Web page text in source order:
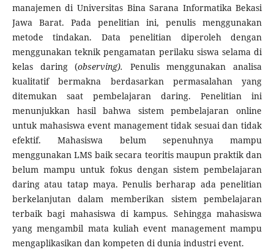
manajemen di Universitas Bina Sarana Informatika Bekasi
Jawa Barat. Pada penelitian ini, penulis menggunakan
metode tindakan. Data penelitian diperoleh dengan
menggunakan teknik pengamatan perilaku siswa selama di
kelas daring (observing). Penulis menggunakan analisa
kualitatif bermakna berdasarkan permasalahan yang
ditemukan saat pembelajaran daring. Penelitian ini
menunjukkan hasil bahwa sistem pembelajaran online
untuk mahasiswa event management tidak sesuai dan tidak
efektif. Mahasiswa belum sepenuhnya mampu
menggunakan LMS baik secara teoritis maupun praktik dan
belum mampu untuk fokus dengan sistem pembelajaran
daring atau tatap maya. Penulis berharap ada penelitian
berkelanjutan dalam memberikan sistem pembelajaran
terbaik bagi mahasiswa di kampus. Sehingga mahasiswa
yang mengambil mata kuliah event management mampu
mengaplikasikan dan kompeten di dunia industri event.